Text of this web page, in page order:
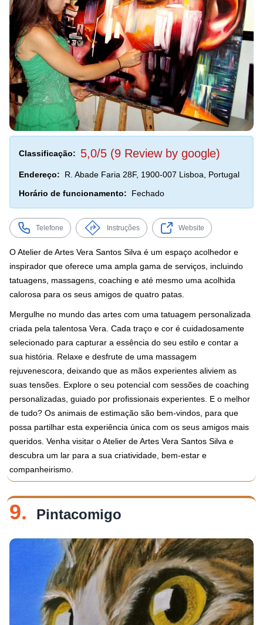
Classificação: 5,0/5 (9 Review by google)
Endereço:
R. Abade Faria 28F, 1900-007 Lisboa, Portugal
Horário de funcionamento:
Fechado
Telefone Instruções Website
O Atelier de Artes Vera Santos Silva é um espaço acolhedor e
inspirador que oferece uma ampla gama de serviços, incluindo
tatuagens, massagens, coaching e até mesmo uma acolhida
calorosa para os seus amigos de quatro patas.
Mergulhe no mundo das artes com uma tatuagem personalizada
criada pela talentosa Vera. Cada traço e cor é cuidadosamente
selecionado para capturar a essência do seu estilo e contar a
sua história. Relaxe e desfrute de uma massagem
rejuvenescora, deixando que as mãos experientes aliviem as
suas tensões. Explore o seu potencial com sessões de coaching
personalizadas, guiado por profissionais experientes. E o melhor
de tudo? Os animais de estimação são bem-vindos, para que
possa partilhar esta experiência única com os seus amigos mais
queridos. Venha visitar o Atelier de Artes Vera Santos Silva e
descubra um lar para a sua criatividade, bem-estar e
companheirismo.
9. Pintacomigo